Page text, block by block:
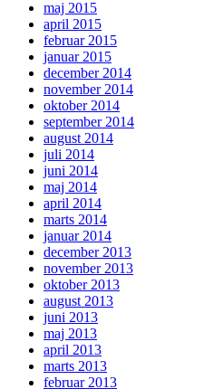
maj 2015
april 2015
februar 2015
januar 2015
december 2014
november 2014
oktober 2014
september 2014
august 2014
juli 2014
juni 2014
maj 2014
april 2014
marts 2014
januar 2014
december 2013
november 2013
oktober 2013
august 2013
juni 2013
maj 2013
april 2013
marts 2013
februar 2013